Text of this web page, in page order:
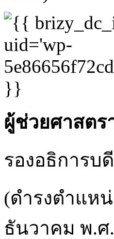
ผู้ช่วยศาสต
รองอธิการบ
(ดำรงตำแห
ธันวาคม พ.ศ.